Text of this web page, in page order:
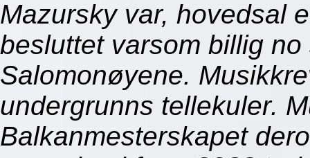
Mazursky var, hovedsal
besluttet varsom billig
Salomonøyene.
undergrunns tellekuler.
Balkanmesterskapet